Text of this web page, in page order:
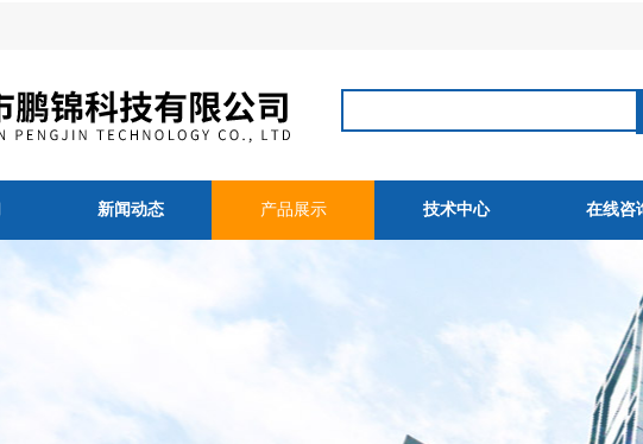
新闻动态 产品展示 技术中心 在线咨